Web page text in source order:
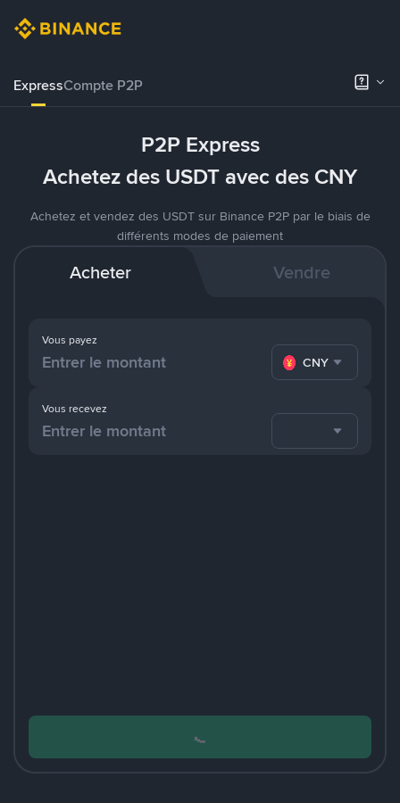
ExpressCompte P2P
P2P Express
Achetez des USDT avec des CNY
Achetez et vendez des USDT sur Binance P2P par le biais de
différents modes de paiement
Acheter Vendre
Vous payez
CNY
Vous recevez